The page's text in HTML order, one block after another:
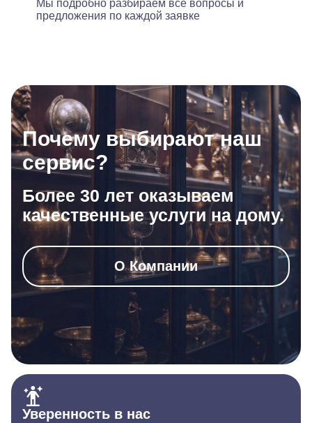
Мы подробно разбираем все вопросы и
предложения по каждой заявке
Почему выбирают наш
сервис?
Более 30 лет оказываем
качественные услуги на дому.
О Компании
Уверенность в нас